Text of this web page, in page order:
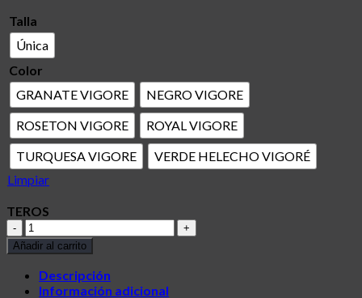
Talla
Única
Color
GRANATE VIGORE
NEGRO VIGORE
ROSETON VIGORE
ROYAL VIGORE
TURQUESA VIGORE
VERDE HELECHO VIGORÉ
Limpiar
TEROS
TEROS
cantidad
Añadir al carrito
Descripción
Información adicional